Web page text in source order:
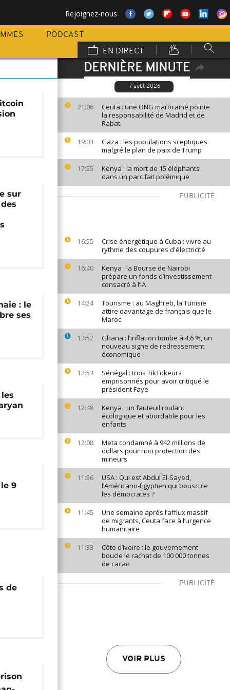
Rejoignez-nous
PODCAST
EN DIRECT
DERNIÈRE MINUTE
7 août 2026
21:06
Ceuta : une ONG marocaine pointe
la responsabilité de Madrid et de
Rabat
19:03
Gaza : les populations sceptiques
malgré le plan de paix de Trump
17:55
Kenya : la mort de 15 éléphants
dans un parc fait polémique
PUBLICITÉ
16:55
Crise énergétique à Cuba : vivre au
rythme des coupures d'électricité
16:40
Kenya : la Bourse de Nairobi
prépare un fonds d’investissement
consacré à l’IA
14:24
Tourisme : au Maghreb, la Tunisie
attire davantage de français que le
Maroc
13:52
Ghana : l’inflation tombe à 4,6 %, un
nouveau signe de redressement
économique
12:53
Sénégal : trois TikTokeurs
emprisonnés pour avoir critiqué le
président Faye
12:48
Kenya : un fauteuil roulant
écologique et abordable pour les
enfants
12:08
Meta condamné à 942 millions de
dollars pour non protection des
mineurs
11:56
USA : Qui est Abdul El-Sayed,
l’Américano-Égyptien qui bouscule
les démocrates ?
11:45
Une semaine après l’afflux massif
de migrants, Ceuta face à l’urgence
humanitaire
11:33
Côte d’Ivoire : le gouvernement
boucle le rachat de 100 000 tonnes
de cacao
PUBLICITÉ
VOIR PLUS
sur
: le
ses
9
de
au